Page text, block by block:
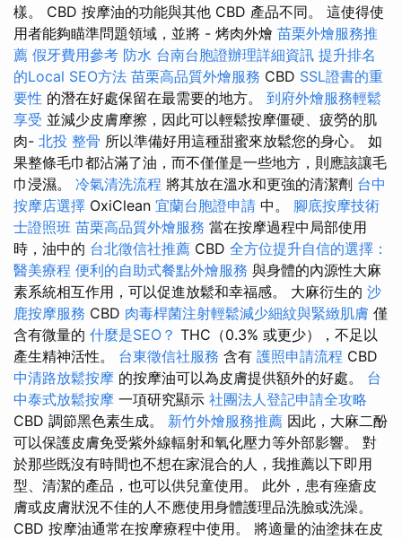
樣。 CBD 按摩油的功能與其他 CBD 產品不同。 這使得使
用者能夠瞄準問題領域，並將 - 烤肉外燴 苗栗外燴服務推
薦 假牙費用參考 防水 台南台胞證辦理詳細資訊 提升排名
的Local SEO方法 苗栗高品質外燴服務 CBD SSL證書的重
要性 的潛在好處保留在最需要的地方。 到府外燴服務輕鬆
享受 並減少皮膚摩擦，因此可以輕鬆按摩僵硬、疲勞的肌
肉- 北投 整骨 所以準備好用這種甜蜜來放鬆您的身心。 如
果整條毛巾都沾滿了油，而不僅僅是一些地方，則應該讓毛
巾浸濕。 冷氣清洗流程 將其放在溫水和更強的清潔劑 台中
按摩店選擇 OxiClean 宜蘭台胞證申請 中。 腳底按摩技術
士證照班 苗栗高品質外燴服務 當在按摩過程中局部使用
時，油中的 台北徵信社推薦 CBD 全方位提升自信的選擇：
醫美療程 便利的自助式餐點外燴服務 與身體的內源性大麻
素系統相互作用，可以促進放鬆和幸福感。 大麻衍生的 沙
鹿按摩服務 CBD 肉毒桿菌注射輕鬆減少細紋與緊緻肌膚 僅
含有微量的 什麼是SEO？ THC（0.3% 或更少），不足以
產生精神活性。 台東徵信社服務 含有 護照申請流程 CBD
中清路放鬆按摩 的按摩油可以為皮膚提供額外的好處。 台
中泰式放鬆按摩 一項研究顯示 社團法人登記申請全攻略
CBD 調節黑色素生成。 新竹外燴服務推薦 因此，大麻二酚
可以保護皮膚免受紫外線輻射和氧化壓力等外部影響。 對
於那些既沒有時間也不想在家混合的人，我推薦以下即用
型、清潔的產品，也可以供兒童使用。 此外，患有痤瘡皮
膚或皮膚狀況不佳的人不應使用身體護理品洗臉或洗澡。
CBD 按摩油通常在按摩療程中使用。 將適量的油塗抹在皮